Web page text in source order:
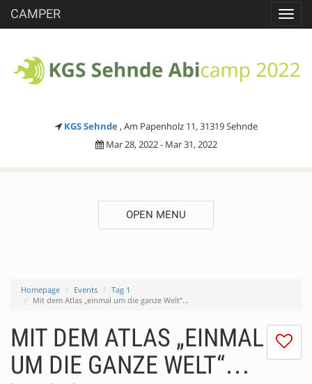
CAMPER
KGS Sehnde , Am Papenholz 11, 31319 Sehnde
Mar 28, 2022 - Mar 31, 2022
OPEN MENU
Homepage Events
Tag 1
Mit dem Atlas „einmal um die ganze Welt“…
I
MIT DEM ATLAS „EINMAL
UM DIE GANZE WELT“…